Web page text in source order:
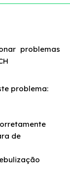
névoa ou não
ou desliga
névoa
problemas
problema:
de